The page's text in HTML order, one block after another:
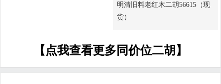
明清旧料老红木二胡56615（现
货）
【点我查看更多同价位二胡】